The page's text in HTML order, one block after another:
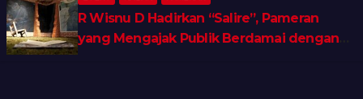
R Wisnu D Hadirkan “Salire”, Pameran
yang Mengajak Publik Berdamai dengan